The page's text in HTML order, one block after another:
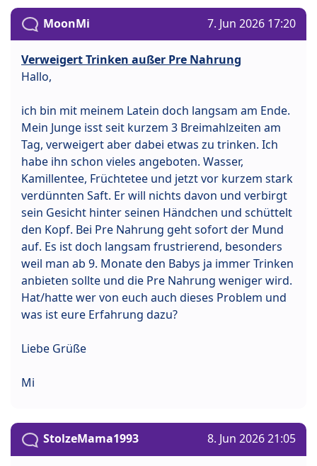
MoonMi 7. Jun 2026 17:20
Verweigert Trinken außer Pre Nahrung
Hallo,
ich bin mit meinem Latein doch langsam am Ende.
Mein Junge isst seit kurzem 3 Breimahlzeiten am
Tag, verweigert aber dabei etwas zu trinken. Ich
habe ihn schon vieles angeboten. Wasser,
Kamillentee, Früchtetee und jetzt vor kurzem stark
verdünnten Saft. Er will nichts davon und verbirgt
sein Gesicht hinter seinen Händchen und schüttelt
den Kopf. Bei Pre Nahrung geht sofort der Mund
auf. Es ist doch langsam frustrierend, besonders
weil man ab 9. Monate den Babys ja immer Trinken
anbieten sollte und die Pre Nahrung weniger wird.
Hat/hatte wer von euch auch dieses Problem und
was ist eure Erfahrung dazu?
Liebe Grüße
Mi
StolzeMama1993 8. Jun 2026 21:05